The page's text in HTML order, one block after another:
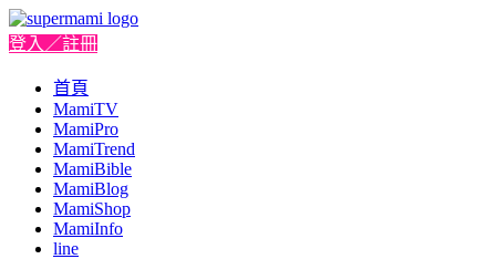
登入／註冊
首頁
MamiTV
MamiPro
MamiTrend
MamiBible
MamiBlog
MamiShop
MamiInfo
line